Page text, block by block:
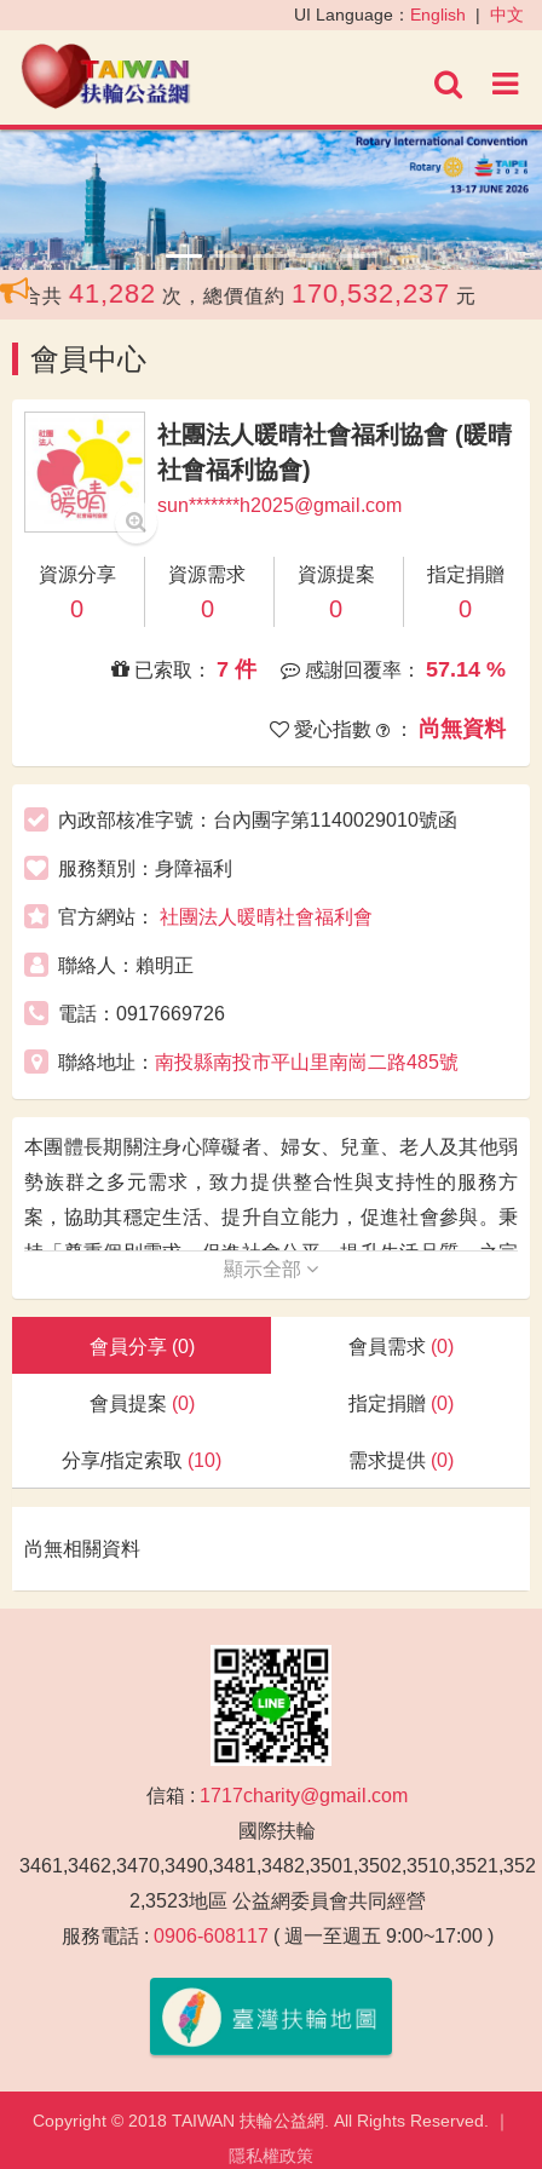
進階
UI Language： English | 中文
‹ ›
合共 41,282 次，總價值約 170,532,237 元
會員中心
社團法人暖晴社會福利協會 (暖晴
社會福利協會)
sun*******h2025@gmail.com
資源分享
0
資源需求
0
資源提案
0
指定捐贈
0
感謝回覆率： 57.14 %
已索取： 7 件
愛心指數 ： 尚無資料
內政部核准字號：台內團字第1140029010號函
服務類別：身障福利
官方網站： 社團法人暖晴社會福利會
聯絡人：賴明正
電話：0917669726
聯絡地址： 南投縣南投市平山里南崗二路485號
本團體長期關注身心障礙者、婦女、兒童、老人及其他弱
勢族群之多元需求，致力提供整合性與支持性的服務方
案，協助其穩定生活、提升自立能力，促進社會參與。秉
持「尊重個別需求、促進社會公平、提升生活品質」之宗
務，建構友善支持網絡。
在成人身心障礙服務方面，持續辦理工作坊、技藝培訓及
職前教育訓練，協助12名身心障礙者累積就業能力，並透
人次受益。婦女培力方案則提供職能與紓壓課程，協助7
顯示全部
會員分享 (0) 會員需求 (0)
會員提案 (0) 指定捐贈 (0)
分享/指定索取 (10) 需求提供 (0)
尚無相關資料
信箱 : 1717charity@gmail.com
國際扶輪
3461,3462,3470,3490,3481,3482,3501,3502,3510,3521,352
2,3523地區 公益網委員會共同經營
服務電話 : 0906-608117 ( 週一至週五 9:00~17:00 )
Copyright © 2018 TAIWAN 扶輪公益網. All Rights Reserved. ｜
隱私權政策